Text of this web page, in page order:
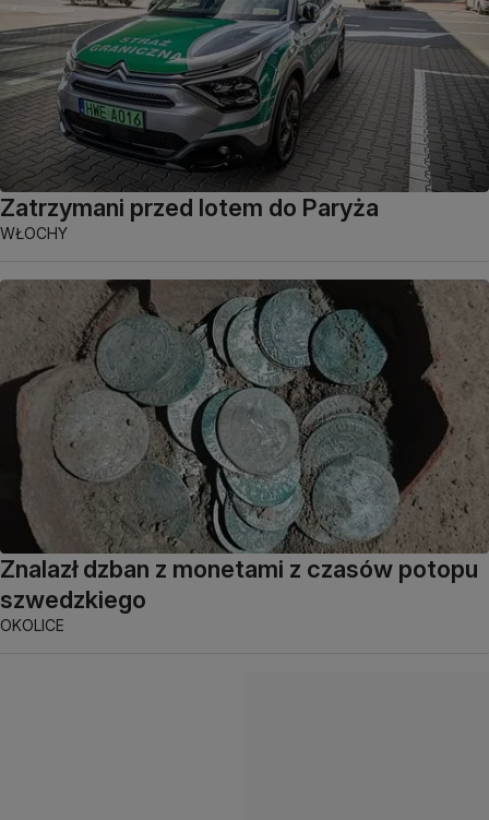
Zatrzymani przed lotem do Paryża
WŁOCHY
Znalazł dzban z monetami z czasów potopu
szwedzkiego
OKOLICE